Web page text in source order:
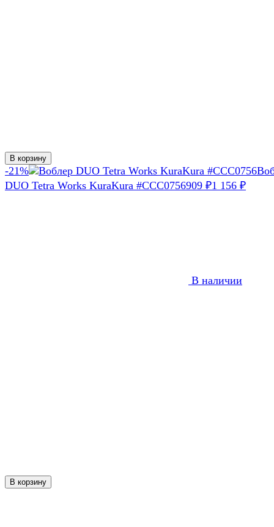
В корзину
-21%
DUO Tetra Works KuraKura #CCC0756909 ₽1 156 ₽
В наличии
В корзину